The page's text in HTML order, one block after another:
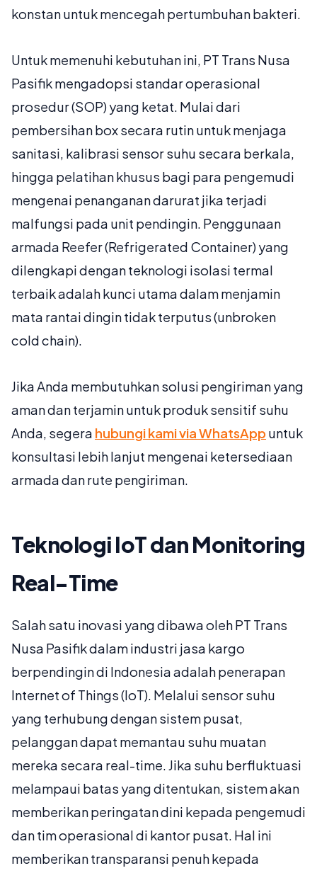
konstan untuk mencegah pertumbuhan bakteri.
Untuk memenuhi kebutuhan ini, PT Trans Nusa
Pasifik mengadopsi standar operasional
prosedur (SOP) yang ketat. Mulai dari
pembersihan box secara rutin untuk menjaga
sanitasi, kalibrasi sensor suhu secara berkala,
hingga pelatihan khusus bagi para pengemudi
mengenai penanganan darurat jika terjadi
malfungsi pada unit pendingin. Penggunaan
armada Reefer (Refrigerated Container) yang
dilengkapi dengan teknologi isolasi termal
terbaik adalah kunci utama dalam menjamin
mata rantai dingin tidak terputus (unbroken
cold chain).
Jika Anda membutuhkan solusi pengiriman yang
aman dan terjamin untuk produk sensitif suhu
Anda, segera hubungi kami via WhatsApp untuk
konsultasi lebih lanjut mengenai ketersediaan
armada dan rute pengiriman.
Teknologi IoT dan Monitoring
Real-Time
Salah satu inovasi yang dibawa oleh PT Trans
Nusa Pasifik dalam industri jasa kargo
berpendingin di Indonesia adalah penerapan
Internet of Things (IoT). Melalui sensor suhu
yang terhubung dengan sistem pusat,
pelanggan dapat memantau suhu muatan
mereka secara real-time. Jika suhu berfluktuasi
melampaui batas yang ditentukan, sistem akan
memberikan peringatan dini kepada pengemudi
dan tim operasional di kantor pusat. Hal ini
memberikan transparansi penuh kepada